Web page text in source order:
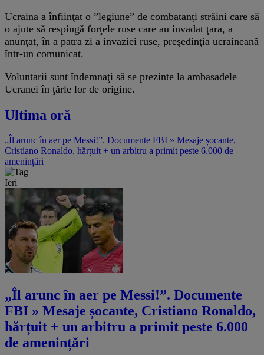
Ucraina a înfiinţat o ”legiune” de combatanţi străini care să
o ajute să respingă forţele ruse care au invadat ţara, a
anunţat, în a patra zi a invaziei ruse, preşedinţia ucraineană
într-un comunicat.
Voluntarii sunt îndemnaţi să se prezinte la ambasadele
Ucranei în ţărle lor de origine.
Ultima oră
„Îl arunc în aer pe Messi!”. Documente FBI » Mesaje șocante,
Cristiano Ronaldo, hărțuit + un arbitru a primit peste 6.000 de
amenințări
Ieri
„Îl arunc în aer pe Messi!”. Documente
FBI » Mesaje șocante, Cristiano Ronaldo,
hărțuit + un arbitru a primit peste 6.000
de amenințări